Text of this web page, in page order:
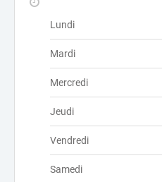
Lundi
Mardi
Mercredi
Jeudi
Vendredi
Samedi